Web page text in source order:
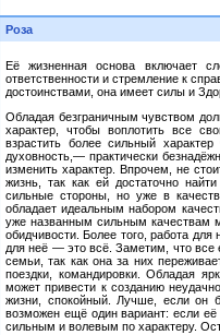
Роза
Её жизненная основа включает
ответственности и стремление к
достоинствами, она имеет силы и
Обладая безграничным чувством
характер, чтобы воплотить все
взрастить более сильный
духовность,— практически
изменить характер. Впрочем, не
жизнь, так как ей достаточно
сильные стороны, но уже в
обладает идеальным набором
уже названным сильным качествам
обидчивости. Более того, работа
для неё — это всё. Заметим, что все
семьи, так как она за них
поездки, командировки. Обладая
может привести к созданию
жизни, спокойный. Лучше, если он
возможен ещё один вариант: если
сильным и волевым по характеру.